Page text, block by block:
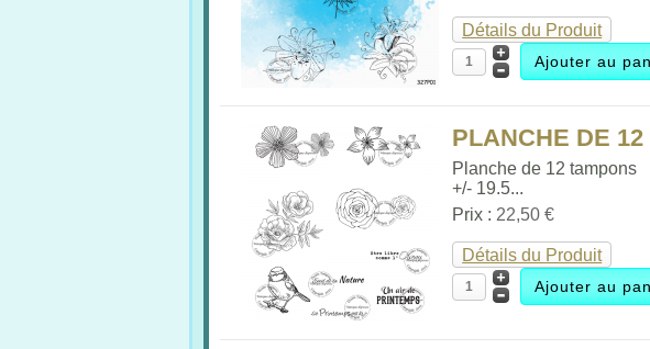
Détails du Produit
PLANCHE DE
Planche de 12 tampons
+/- 19.5...
Prix : 22,50 €
Détails du Produit